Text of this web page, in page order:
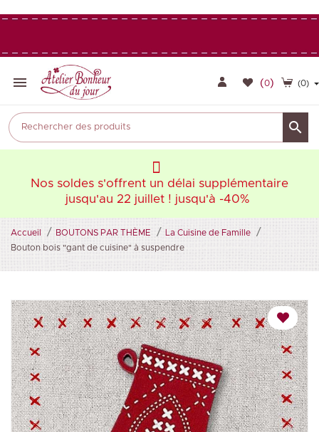
 (0)
(0)

Nos soldes s'offrent un délai supplémentaire
jusqu'au 22 juillet ! jusqu'à -40%
Accueil BOUTONS PAR THÈME
La Cuisine de Famille
Bouton bois "gant de cuisine" à suspendre